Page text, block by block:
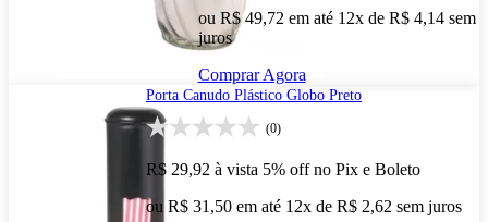
ou R$ 49,72 em até 12x de R$ 4,14 sem
juros
Comprar Agora
Porta Canudo Plástico Globo Preto
(0)
R$ 29,92 à vista 5% off no Pix e Boleto
ou R$ 31,50 em até 12x de R$ 2,62 sem juros